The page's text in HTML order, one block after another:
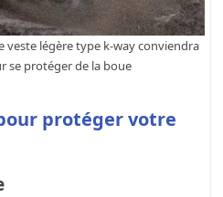
veste légère type k-way conviendra
se protéger de la boue
protéger votre